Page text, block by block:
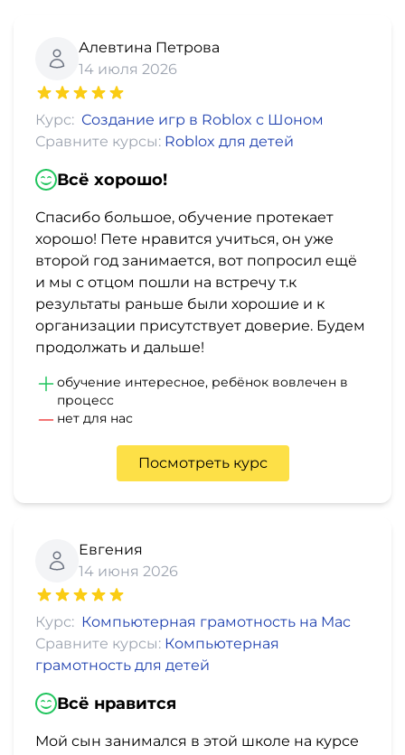
Алевтина Петрова
14 июля 2026
Курс: Создание игр в Roblox с Шоном
Сравните курсы: Roblox для детей
Всё хорошо!
Спасибо большое, обучение протекает
хорошо! Пете нравится учиться, он уже
второй год занимается, вот попросил ещё
и мы с отцом пошли на встречу т.к
результаты раньше были хорошие и к
организации присутствует доверие. Будем
продолжать и дальше!
обучение интересное, ребёнок вовлечен в
процесс
нет для нас
Посмотреть курс
Евгения
14 июня 2026
Курс: Компьютерная грамотность на Mac
Сравните курсы: Компьютерная
грамотность для детей
Всё нравится
Мой сын занимался в этой школе на курсе